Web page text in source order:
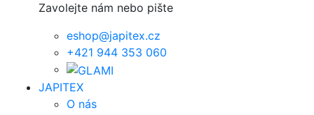
Zavolejte nám nebo pište
eshop@japitex.cz
+421 944 353 060
JAPITEX
O nás